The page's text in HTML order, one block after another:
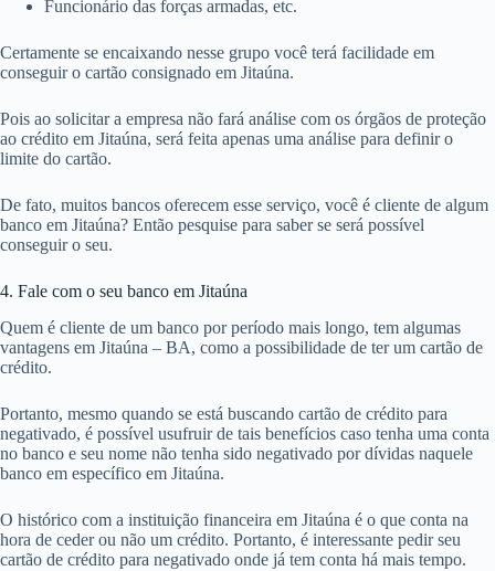
Funcionário das forças armadas, etc.
Certamente se encaixando nesse grupo você terá facilidade em
conseguir o cartão consignado em Jitaúna.
Pois ao solicitar a empresa não fará análise com os órgãos de proteção
ao crédito em Jitaúna, será feita apenas uma análise para definir o
limite do cartão.
De fato, muitos bancos oferecem esse serviço, você é cliente de algum
banco em Jitaúna? Então pesquise para saber se será possível
conseguir o seu.
4. Fale com o seu banco em Jitaúna
Quem é cliente de um banco por período mais longo, tem algumas
vantagens em Jitaúna – BA, como a possibilidade de ter um cartão de
crédito.
Portanto, mesmo quando se está buscando cartão de crédito para
negativado, é possível usufruir de tais benefícios caso tenha uma conta
no banco e seu nome não tenha sido negativado por dívidas naquele
banco em específico em Jitaúna.
O histórico com a instituição financeira em Jitaúna é o que conta na
hora de ceder ou não um crédito. Portanto, é interessante pedir seu
cartão de crédito para negativado onde já tem conta há mais tempo.